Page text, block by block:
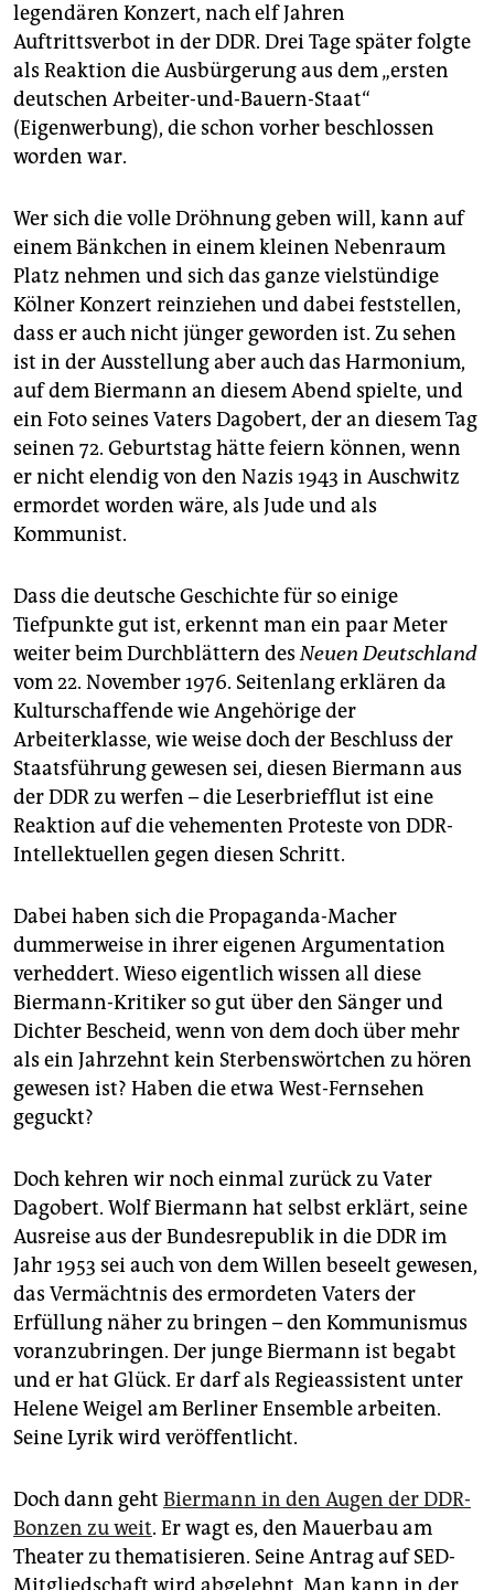
legendären Konzert, nach elf Jahren
Auftrittsverbot in der DDR. Drei Tage später folgte
als Reaktion die Ausbürgerung aus dem „ersten
deutschen Arbeiter-und-Bauern-Staat“
(Eigenwerbung), die schon vorher beschlossen
worden war.
Wer sich die volle Dröhnung geben will, kann auf
einem Bänkchen in einem kleinen Nebenraum
Platz nehmen und sich das ganze vielstündige
Kölner Konzert reinziehen und dabei feststellen,
dass er auch nicht jünger geworden ist. Zu sehen
ist in der Ausstellung aber auch das Harmonium,
auf dem Biermann an diesem Abend spielte, und
ein Foto seines Vaters Dagobert, der an diesem Tag
seinen 72. Geburtstag hätte feiern können, wenn
er nicht elendig von den Nazis 1943 in Auschwitz
ermordet worden wäre, als Jude und als
Kommunist.
Dass die deutsche Geschichte für so einige
Tiefpunkte gut ist, erkennt man ein paar Meter
weiter beim Durchblättern desNeuen Deutschland
vom 22. November 1976. Seitenlang erklären da
Kulturschaffende wie Angehörige der
Arbeiterklasse, wie weise doch der Beschluss der
Staatsführung gewesen sei, diesen Biermann aus
der DDR zu werfen – die Leserbriefflut ist eine
Reaktion auf die vehementen Proteste von DDR-
Intellektuellen gegen diesen Schritt.
Dabei haben sich die Propaganda-Macher
dummerweise in ihrer eigenen Argumentation
verheddert. Wieso eigentlich wissen all diese
Biermann-Kritiker so gut über den Sänger und
Dichter Bescheid, wenn von dem doch über mehr
als ein Jahrzehnt kein Sterbenswörtchen zu hören
gewesen ist? Haben die etwa West-Fernsehen
geguckt?
Doch kehren wir noch einmal zurück zu Vater
Dagobert. Wolf Biermann hat selbst erklärt, seine
Ausreise aus der Bundesrepublik in die DDR im
Jahr 1953 sei auch von dem Willen beseelt gewesen,
das Vermächtnis des ermordeten Vaters der
Erfüllung näher zu bringen – den Kommunismus
voranzubringen. Der junge Biermann ist begabt
und er hat Glück. Er darf als Regieassistent unter
Helene Weigel am Berliner Ensemble arbeiten.
Seine Lyrik wird veröffentlicht.
Doch dann geht Biermann in den Augen der DDR-
Bonzen zu weit. Er wagt es, den Mauerbau am
Theater zu thematisieren. Seine Antrag auf SED-